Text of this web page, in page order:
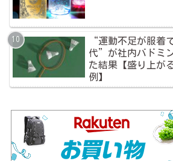
“運動不足が服着
代”が社内バドミ
た結果【盛り上が
例】